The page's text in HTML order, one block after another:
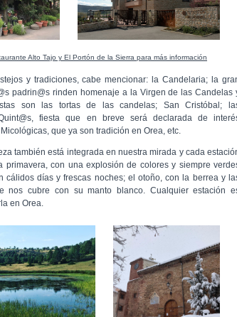
Alto Tajo y El Portón de la Sierra para más información
y tradiciones, cabe mencionar: la Candelaria; la
padrin@s rinden homenaje a la Virgen de las Candelas
son las tortas de las candelas; San Cristóbal;
fiesta que en breve será declarada de
que ya son tradición en Orea, etc.
también está integrada en nuestra mirada y cada
primavera, con una explosión de colores y siempre
cálidos días y frescas noches; el otoño, con la berrea y
nos cubre con su manto blanco. Cualquier estación
en Orea.